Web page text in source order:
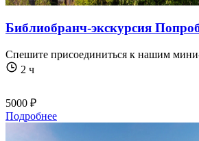
Библиобранч-экскурсия
Спешите присоединиться к нашим
2 ч
5000 ₽
Подробнее